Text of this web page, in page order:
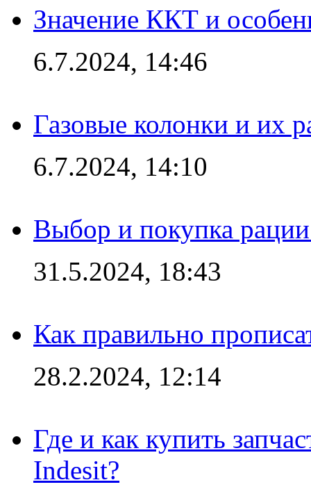
Значение ККТ и
6.7.2024, 14:46
Газовые колонки и их
6.7.2024, 14:10
Выбор и покупка
31.5.2024, 18:43
Как правильно
28.2.2024, 12:14
Где и как купить
Indesit?